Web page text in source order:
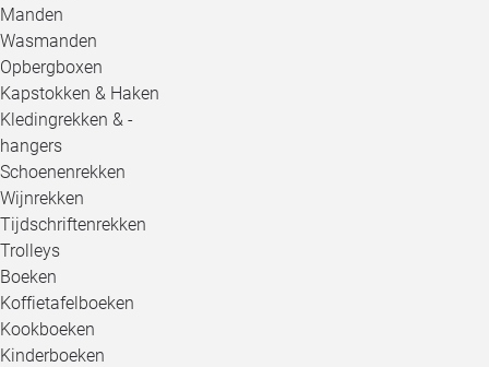
Manden
Wasmanden
Opbergboxen
Kapstokken & Haken
Kledingrekken & -
hangers
Schoenenrekken
Wijnrekken
Tijdschriftenrekken
Trolleys
Boeken
Koffietafelboeken
Kookboeken
Kinderboeken